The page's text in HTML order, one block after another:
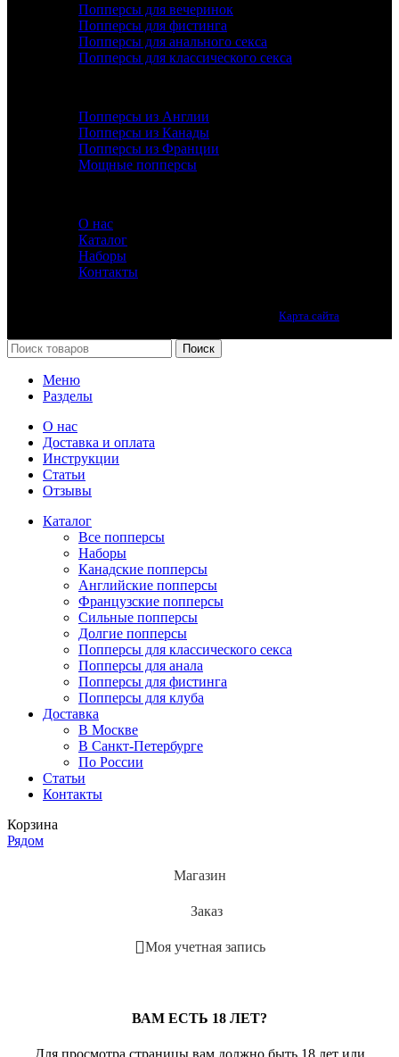
Попперсы для вечеринок
Попперсы для фистинга
Попперсы для анального секса
Попперсы для классического секса
Попперсы из Англии
Попперсы из Канады
Попперсы из Франции
Мощные попперсы
О нас
Каталог
Наборы
Контакты
Карта сайта
Поиск
Меню
Разделы
О нас
Доставка и оплата
Инструкции
Статьи
Отзывы
Каталог
Все попперсы
Наборы
Канадcкие попперсы
Английские попперсы
Французские попперсы
Сильные попперсы
Долгие попперсы
Попперсы для классического секса
Попперсы для анала
Попперсы для фистинга
Попперсы для клуба
Доставка
В Москве
В Санкт-Петербурге
По России
Статьи
Контакты
Корзина
Рядом
Магазин
Заказ
Моя учетная запись
ВАМ ЕСТЬ 18 ЛЕТ?
Для просмотра страницы вам должно быть 18 лет или